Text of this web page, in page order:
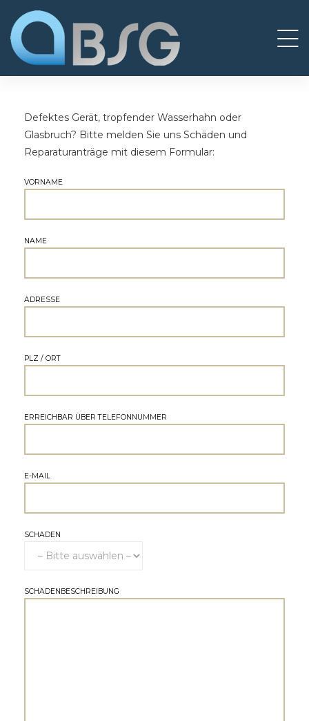
Defektes Gerät, tropfender Wasserhahn oder
Glasbruch? Bitte melden Sie uns Schäden und
Reparaturanträge mit diesem Formular:
VORNAME
NAME
ADRESSE
PLZ / ORT
ERREICHBAR ÜBER TELEFONNUMMER
E-MAIL
SCHADEN
SCHADENBESCHREIBUNG